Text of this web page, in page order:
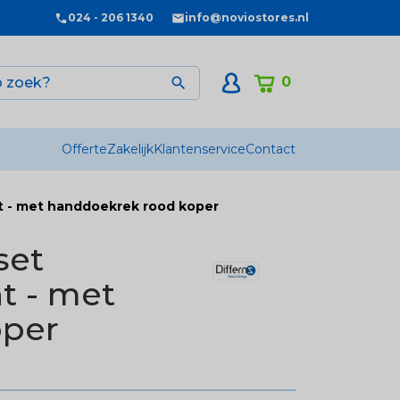
024 - 206 1340 info@noviostores.nl
0

OfferteZakelijkKlantenserviceContact
- met handdoekrek rood koper
- met